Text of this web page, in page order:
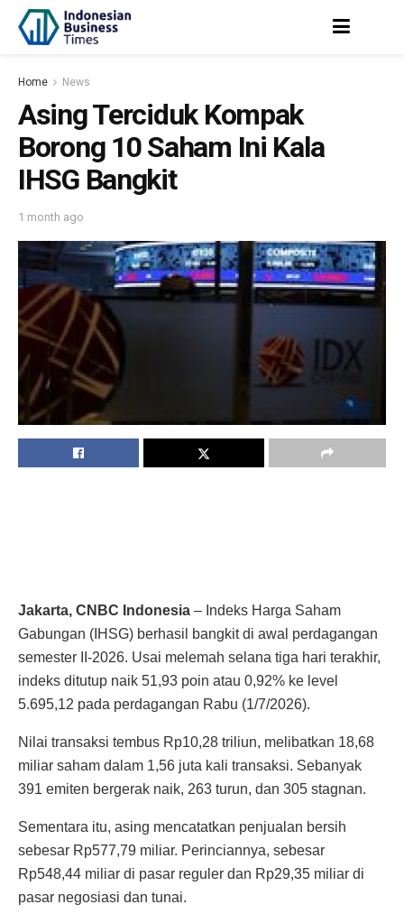
Home News
Asing Terciduk Kompak
Borong 10 Saham Ini Kala
IHSG Bangkit
1 month ago
Jakarta, CNBC Indonesia – Indeks Harga Saham
Gabungan (IHSG) berhasil bangkit di awal perdagangan
semester II-2026. Usai melemah selana tiga hari terakhir,
indeks ditutup naik 51,93 poin atau 0,92% ke level
5.695,12 pada perdagangan Rabu (1/7/2026).
Nilai transaksi tembus Rp10,28 triliun, melibatkan 18,68
miliar saham dalam 1,56 juta kali transaksi. Sebanyak
391 emiten bergerak naik, 263 turun, dan 305 stagnan.
Sementara itu, asing mencatatkan penjualan bersih
sebesar Rp577,79 miliar. Perinciannya, sebesar
Rp548,44 miliar di pasar reguler dan Rp29,35 miliar di
pasar negosiasi dan tunai.